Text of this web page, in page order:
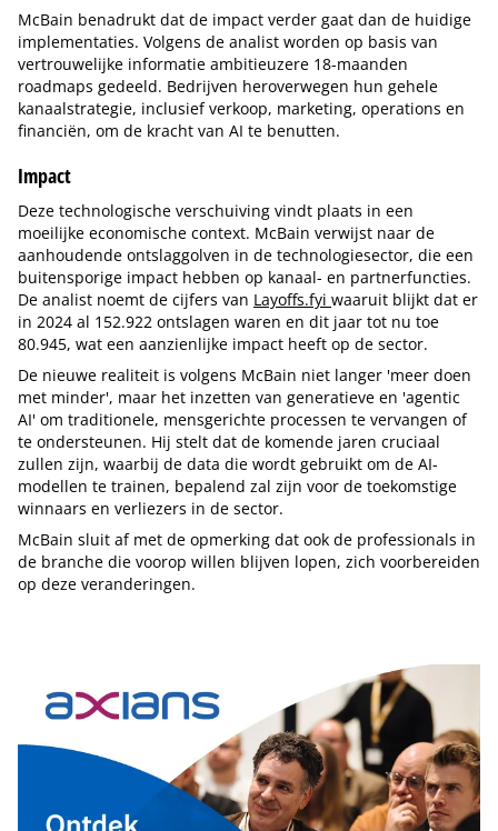
McBain benadrukt dat de impact verder gaat dan de huidige
implementaties. Volgens de analist worden op basis van
vertrouwelijke informatie ambitieuzere 18-maanden
roadmaps gedeeld. Bedrijven heroverwegen hun gehele
kanaalstrategie, inclusief verkoop, marketing, operations en
financiën, om de kracht van AI te benutten.
Impact
Deze technologische verschuiving vindt plaats in een
moeilijke economische context. McBain verwijst naar de
aanhoudende ontslaggolven in de technologiesector, die een
buitensporige impact hebben op kanaal- en partnerfuncties.
De analist noemt de cijfers van Layoffs.fyi waaruit blijkt dat er
in 2024 al 152.922 ontslagen waren en dit jaar tot nu toe
80.945, wat een aanzienlijke impact heeft op de sector.
De nieuwe realiteit is volgens McBain niet langer 'meer doen
met minder', maar het inzetten van generatieve en 'agentic
AI' om traditionele, mensgerichte processen te vervangen of
te ondersteunen. Hij stelt dat de komende jaren cruciaal
zullen zijn, waarbij de data die wordt gebruikt om de AI-
modellen te trainen, bepalend zal zijn voor de toekomstige
winnaars en verliezers in de sector.
McBain sluit af met de opmerking dat ook de professionals in
de branche die voorop willen blijven lopen, zich voorbereiden
op deze veranderingen.